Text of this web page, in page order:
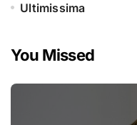
Ultimissima
You Missed